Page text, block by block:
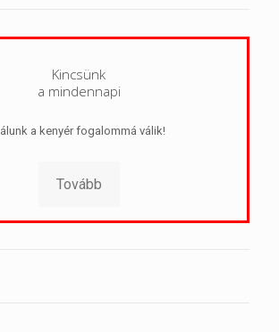
Kincsünk
a mindennapi
a kenyér fogalommá válik!
Tovább